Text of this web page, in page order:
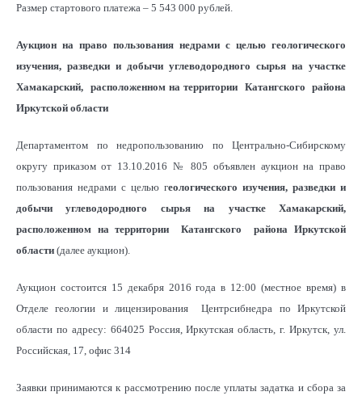
Размер стартового платежа – 5 543 000 рублей.
Аукцион на право пользования недрами с целью геологического
изучения, разведки и добычи углеводородного сырья на участке
Хамакарский, расположенном на территории Катангского района
Иркутской области
Департаментом по недропользованию по Центрально-Сибирскому
округу приказом от 13.10.2016 № 805 объявлен аукцион на право
пользования недрами с целью геологического изучения, разведки и
добычи углеводородного сырья на участке Хамакарский,
расположенном на территории Катангского района Иркутской
области (далее аукцион).
Аукцион состоится 15 декабря 2016 года в 12:00 (местное время) в
Отделе геологии и лицензирования Центрсибнедра по Иркутской
области по адресу: 664025 Россия, Иркутская область, г. Иркутск, ул.
Российская, 17, офис 314
Заявки принимаются к рассмотрению после уплаты задатка и сбора за